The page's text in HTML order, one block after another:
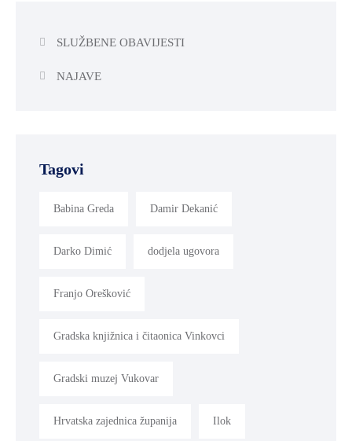
SLUŽBENE OBAVIJESTI
NAJAVE
Tagovi
Babina Greda Damir Dekanić
Darko Dimić dodjela ugovora
Franjo Orešković
Gradska knjižnica i čitaonica Vinkovci
Gradski muzej Vukovar
Hrvatska zajednica županija Ilok